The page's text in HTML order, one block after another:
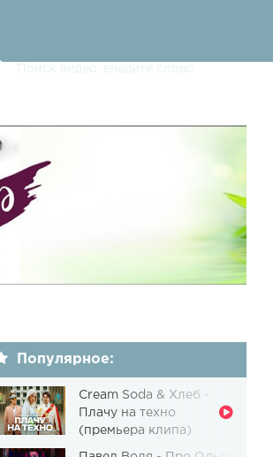
Популярное:
Cream Soda & Хлеб -
Плачу на техно
(премьера клипа)